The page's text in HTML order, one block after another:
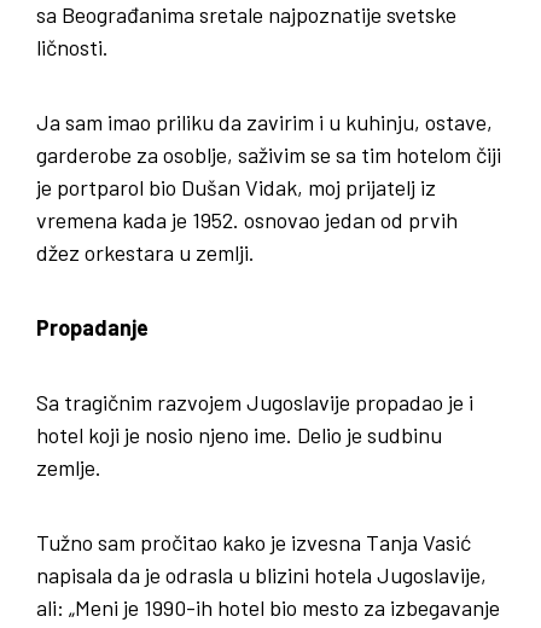
sa Beograđanima sretale najpoznatije svetske
ličnosti.
Ja sam imao priliku da zavirim i u kuhinju, ostave,
garderobe za osoblje, saživim se sa tim hotelom čiji
je portparol bio Dušan Vidak, moj prijatelj iz
vremena kada je 1952. osnovao jedan od prvih
džez orkestara u zemlji.
Propadanje
Sa tragičnim razvojem Jugoslavije propadao je i
hotel koji je nosio njeno ime. Delio je sudbinu
zemlje.
Tužno sam pročitao kako je izvesna Tanja Vasić
napisala da je odrasla u blizini hotela Jugoslavije,
ali: „Meni je 1990-ih hotel bio mesto za izbegavanje